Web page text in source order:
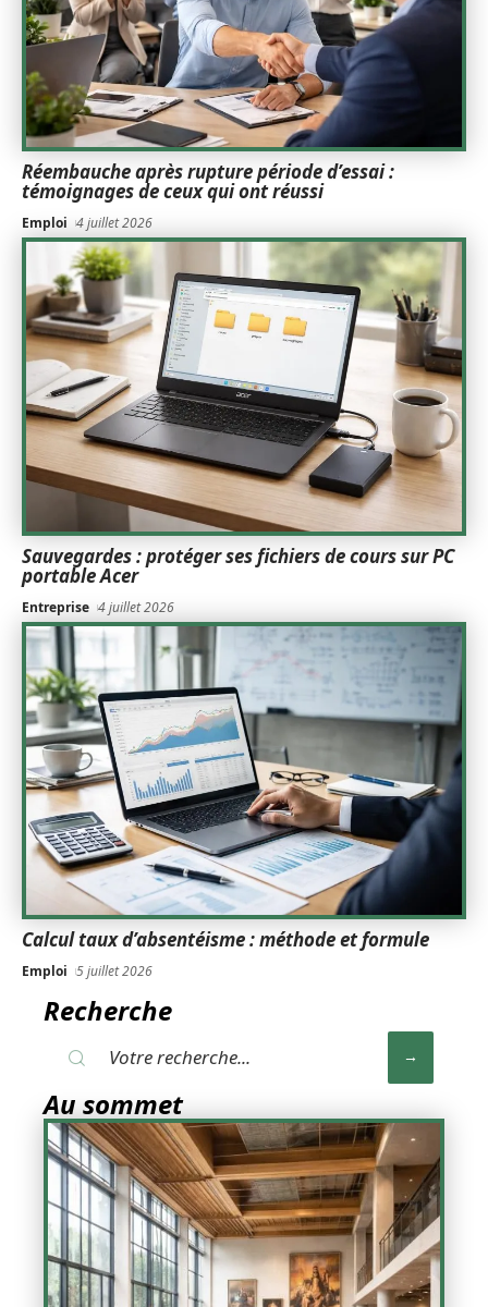
Réembauche après rupture période d’essai :
témoignages de ceux qui ont réussi
Emploi 4 juillet 2026
Sauvegardes : protéger ses fichiers de cours sur PC
portable Acer
Entreprise 4 juillet 2026
Calcul taux d’absentéisme : méthode et formule
Emploi 5 juillet 2026
Recherche
Au sommet